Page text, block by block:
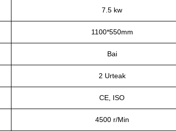
7.5 kw
1100*550mm
Bai
2 Urteak
CE, ISO
4500 r/Min